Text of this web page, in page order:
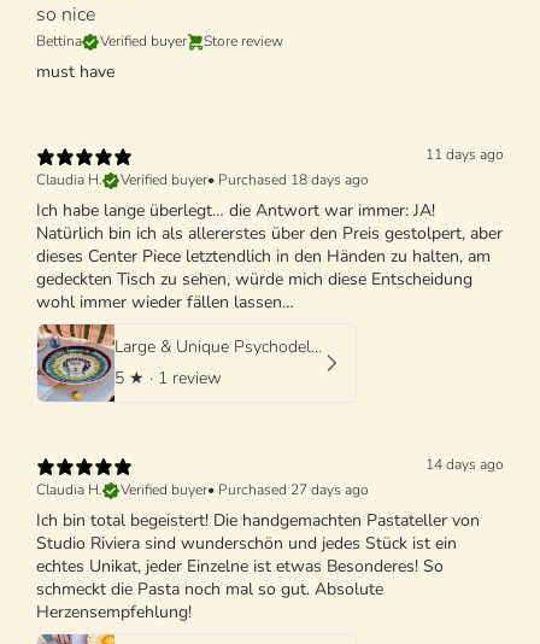
so nice
Bettina Verified buyer Store review
must have
11 days ago
Claudia H.
Verified buyer• Purchased 18 days ago
Ich habe lange überlegt… die Antwort war immer: JA!
Natürlich bin ich als allererstes über den Preis gestolpert, aber
dieses Center Piece letztendlich in den Händen zu halten, am
gedeckten Tisch zu sehen, würde mich diese Entscheidung
wohl immer wieder fällen lassen…
Large & Unique Psychodelic Viso Bowl - 42cm - One of a Kind
5 ★ · 1 review
14 days ago
Claudia H.
Verified buyer• Purchased 27 days ago
Ich bin total begeistert! Die handgemachten Pastateller von
Studio Riviera sind wunderschön und jedes Stück ist ein
echtes Unikat, jeder Einzelne ist etwas Besonderes! So
schmeckt die Pasta noch mal so gut. Absolute
Herzensempfehlung!